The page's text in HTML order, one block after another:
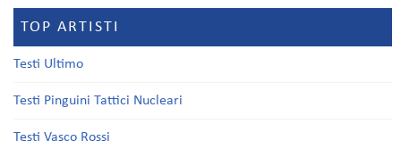
TOP ARTISTI
Testi Ultimo
Testi Pinguini Tattici Nucleari
Testi Vasco Rossi